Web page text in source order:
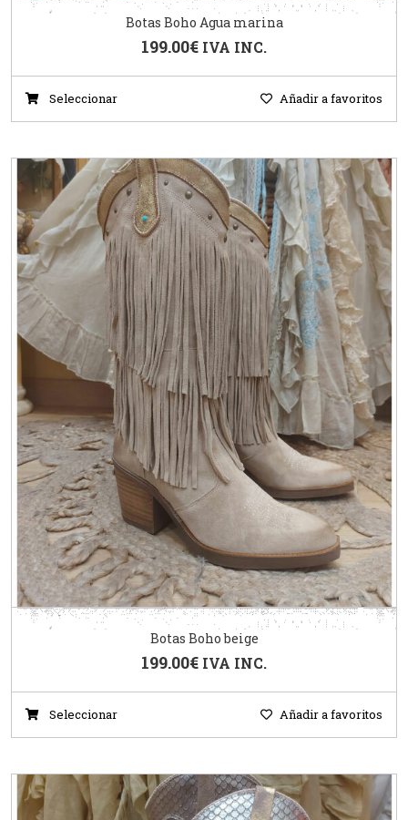
Botas Boho Agua marina
199.00€ IVA INC.
Seleccionar Añadir a favoritos
Botas Boho beige
199.00€ IVA INC.
Seleccionar Añadir a favoritos